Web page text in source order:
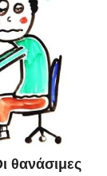
θανάσιμες